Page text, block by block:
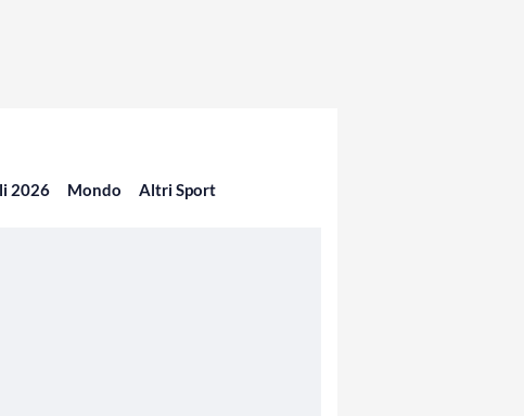
2026 Mondo Altri Sport